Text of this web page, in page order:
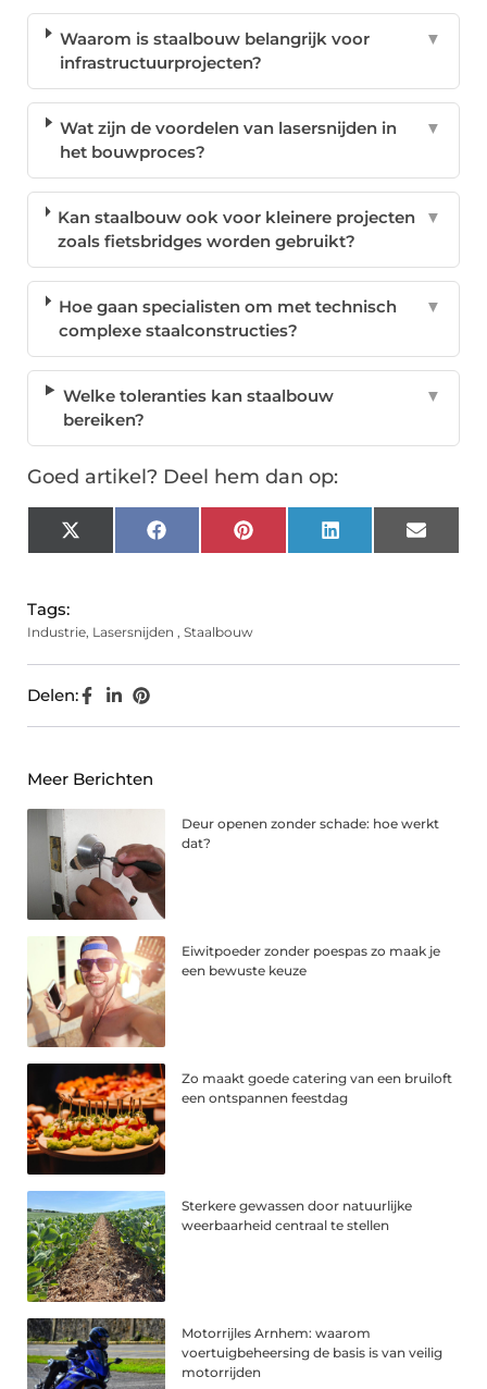
Waarom is staalbouw belangrijk voor
infrastructuurprojecten?
▼
Wat zijn de voordelen van lasersnijden in
het bouwproces?
▼
Kan staalbouw ook voor kleinere projecten
zoals fietsbridges worden gebruikt?
▼
Hoe gaan specialisten om met technisch
complexe staalconstructies?
▼
Welke toleranties kan staalbouw
bereiken?
▼
Goed artikel? Deel hem dan op:
X
(Twitter)
FacebookPinterest LinkedIn Email
Tags:
Industrie, Lasersnijden , Staalbouw
Delen:
Meer Berichten
Deur openen zonder schade: hoe werkt
dat?
Eiwitpoeder zonder poespas zo maak je
een bewuste keuze
Zo maakt goede catering van een bruiloft
een ontspannen feestdag
Sterkere gewassen door natuurlijke
weerbaarheid centraal te stellen
Motorrijles Arnhem: waarom
voertuigbeheersing de basis is van veilig
motorrijden